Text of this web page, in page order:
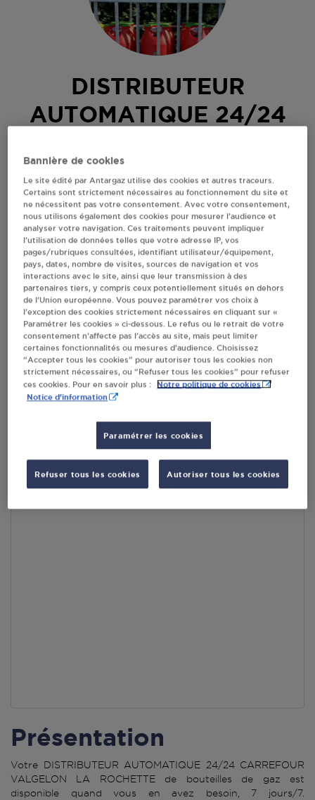
DISTRIBUTEUR
AUTOMATIQUE 24/24
LA ROCHETTE
RUE DE LA GRANGETTE
73110VALGELON LA ROCHETTE
Distributeur 24h/24 de bouteilles de gaz
S'Y RENDRE
RECEVOIR LES COORDONNÉES DU REVENDEUR
En cliquant sur « S’y rendre », j’autorise le traitement
d’informations (dont mon adresse IP) et leur transfert hors UE
par Google Maps afin d’afficher la carte.
En savoir plus
Accès
Présentation
Votre DISTRIBUTEUR AUTOMATIQUE 24/24 CARREFOUR
VALGELON LA ROCHETTE de bouteilles de gaz est
disponible quand vous en avez besoin, 7 jours/7.
Bannière de cookies
Le site édité par Antargaz utilise des cookies et autres traceurs.
Certains sont strictement nécessaires au fonctionnement du site et
ne nécessitent pas votre consentement. Avec votre consentement,
nous utilisons également des cookies pour mesurer l’audience et
analyser votre navigation. Ces traitements peuvent impliquer
l’utilisation de données telles que votre adresse IP, vos
pages/rubriques consultées, identifiant utilisateur/équipement,
pays, dates, nombre de visites, sources de navigation et vos
interactions avec le site, ainsi que leur transmission à des
partenaires tiers, y compris ceux potentiellement situés en dehors
de l’Union européenne. Vous pouvez paramétrer vos choix à
l’exception des cookies strictement nécessaires en cliquant sur «
Paramétrer les cookies » ci-dessous. Le refus ou le retrait de votre
consentement n’affecte pas l’accès au site, mais peut limiter
certaines fonctionnalités ou mesures d’audience. Choisissez
“Accepter tous les cookies” pour autoriser tous les cookies non
strictement nécessaires, ou “Refuser tous les cookies” pour refuser
ces cookies. Pour en savoir plus :
Notre politique de cookies
Notice d'information
Paramétrer les cookies
Refuser tous les cookies Autoriser tous les cookies